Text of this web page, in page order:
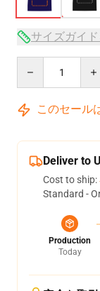
サイズガイ
このセール
Deliver to
Cost to ship:
Standard -
Production
Today